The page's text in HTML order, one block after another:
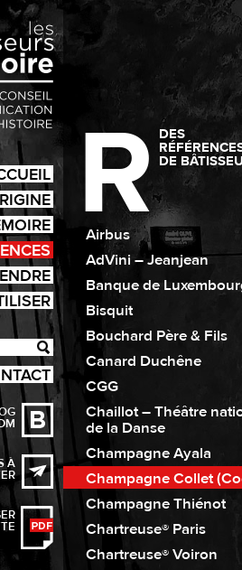
À
R DES
DE
Airbus
AdVini – Jeanjean
Banque de
Bisquit
Bouchard Père & Fils
Canard Duchêne
CGG
Chaillot – Théâtre
de la Danse
Champagne Ayala
Champagne Collet
Champagne Thiénot
Chartreuse® Paris
Chartreuse® Voiron